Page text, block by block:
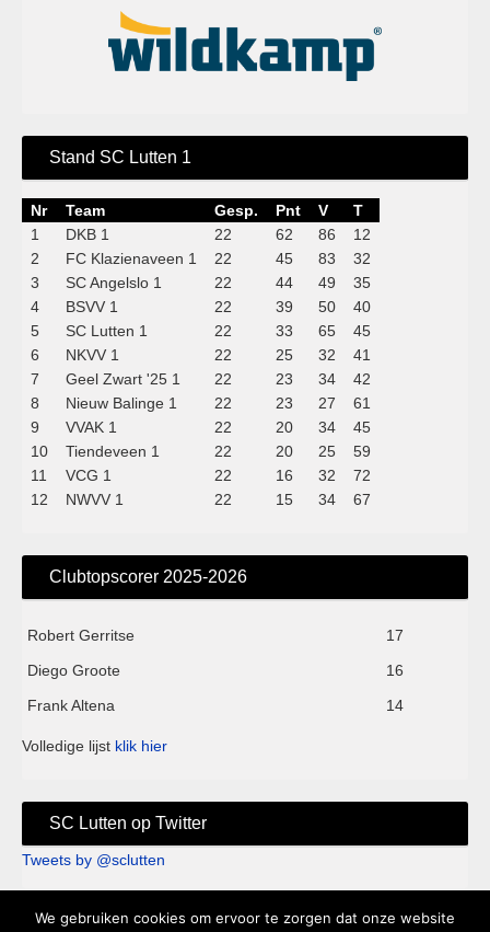
Stand SC Lutten 1
Nr Team Gesp. Pnt V
T
1
DKB 1 22 62 86
12
2
FC Klazienaveen 1 22 45 83
32
3
SC Angelslo 1 22 44 49
35
4
BSVV 1 22 39 50
40
5
SC Lutten 1 22 33 65
45
6
NKVV 1 22 25 32
41
7
Geel Zwart '25 1 22 23 34
42
8
Nieuw Balinge 1 22 23 27
61
9
VVAK 1 22 20 34
45
10
Tiendeveen 1 22 20 25
59
11
VCG 1 22 16 32
72
12
NWVV 1 22 15 34 67
Clubtopscorer 2025-2026
Robert Gerritse
17
Diego Groote
16
Frank Altena
14
Volledige lijst klik hier
SC Lutten op Twitter
Tweets by @sclutten
We gebruiken cookies om ervoor te zorgen dat onze website